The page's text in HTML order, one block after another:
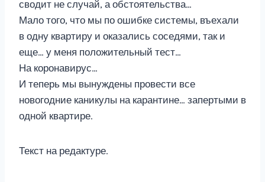
сводит не случай, а обстоятельства…
Мало того, что мы по ошибке системы, въехали
в одну квартиру и оказались соседями, так и
еще… у меня положительный тест…
На коронавирус…
И теперь мы вынуждены провести все
новогодние каникулы на карантине… запертыми в
одной квартире.
Текст на редактуре.